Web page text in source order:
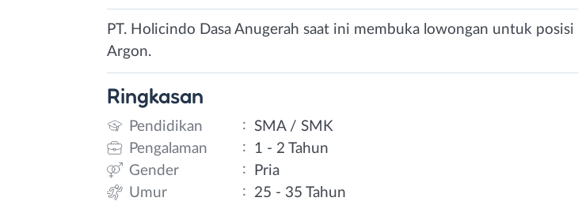
PT. Holicindo Dasa Anugerah saat ini membuka lowongan untuk posisi
Argon.
Ringkasan
Pendidikan : SMA / SMK
Pengalaman
:
1 - 2 Tahun
Gender
:
Pria
Umur
:
25 - 35 Tahun